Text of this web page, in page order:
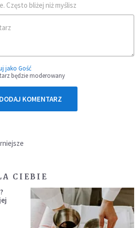
Często bliżej niż myślisz
jako Gość
będzie moderowany
DODAJ KOMENTARZ
CIEBIE